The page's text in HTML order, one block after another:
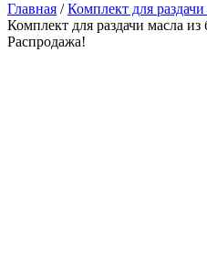
Главная /Комплект для раздачи
Комплект для раздачи масла из
Распродажа!